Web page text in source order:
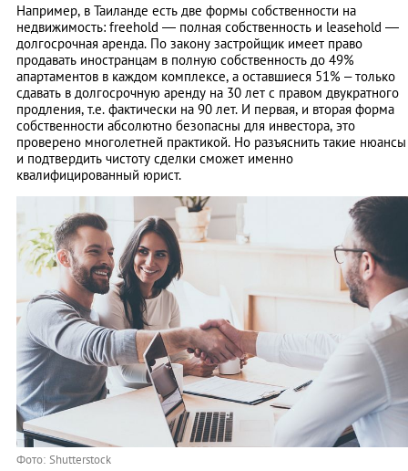
Например, в Таиланде есть две формы собственности на
недвижимость: freehold — полная собственность и leasehold —
долгосрочная аренда. По закону застройщик имеет право
продавать иностранцам в полную собственность до 49%
апартаментов в каждом комплексе, а оставшиеся 51% – только
сдавать в долгосрочную аренду на 30 лет с правом двукратного
продления, т.е. фактически на 90 лет. И первая, и вторая форма
собственности абсолютно безопасны для инвестора, это
проверено многолетней практикой. Но разъяснить такие нюансы
и подтвердить чистоту сделки сможет именно
квалифицированный юрист.
Фото: Shutterstock